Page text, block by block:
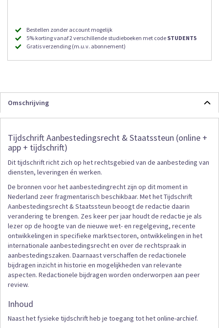
Bestellen zonder account mogelijk
5% korting vanaf 2 verschillende studieboeken met code STUDENT5
Gratis verzending (m.u.v. abonnement)
Omschrijving
Tijdschrift Aanbestedingsrecht & Staatssteun (online +
app + tijdschrift)
Dit tijdschrift richt zich op het rechtsgebied van de aanbesteding van
diensten, leveringen én werken.
De bronnen voor het aanbestedingrecht zijn op dit moment in
Nederland zeer fragmentarisch beschikbaar. Met het Tijdschrift
Aanbestedingsrecht & Staatssteun beoogt de redactie daarin
verandering te brengen. Zes keer per jaar houdt de redactie je als
lezer op de hoogte van de nieuwe wet- en regelgeving, recente
ontwikkelingen in specifieke marktsectoren, ontwikkelingen in het
internationale aanbestedingsrecht en over de rechtspraak in
aanbestedingszaken. Daarnaast verschaffen de redactionele
bijdragen inzicht in historie en mogelijkheden van relevante
aspecten. Redactionele bijdragen worden onderworpen aan peer
review.
Inhoud
Naast het fysieke tijdschrift heb je toegang tot het online-archief.